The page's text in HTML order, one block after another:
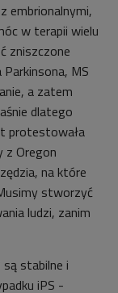
embrionalnymi,
w terapii wielu
zniszczone
MS
a zatem
dlatego
protestowała
z Oregon
na które
stworzyć
ludzi, zanim
stabilne i
iPS -